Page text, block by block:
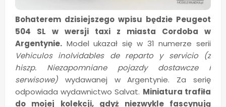
Bohaterem dzisiejszego wpisu będzie Peugeot
504 SL w wersji taxi z miasta Cordoba w
Argentynie.Model ukazał się w 31 numerze serii
Vehiculos inolvidables de reparto y servicio (z
hiszp. Niezapomniane pojazdy dostawcze i
serwisowe)wydawanej w Argentynie. Za serię
odpowiada wydawnictwo Salvat. Miniatura trafiła
do mojej kolekcji, gdyż niezwykle fascynują